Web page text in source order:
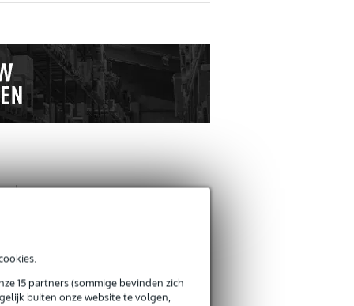
15 partners (sommige bevinden zich
buiten onze website te volgen,
Je naam
ANDEREN KOCHTEN